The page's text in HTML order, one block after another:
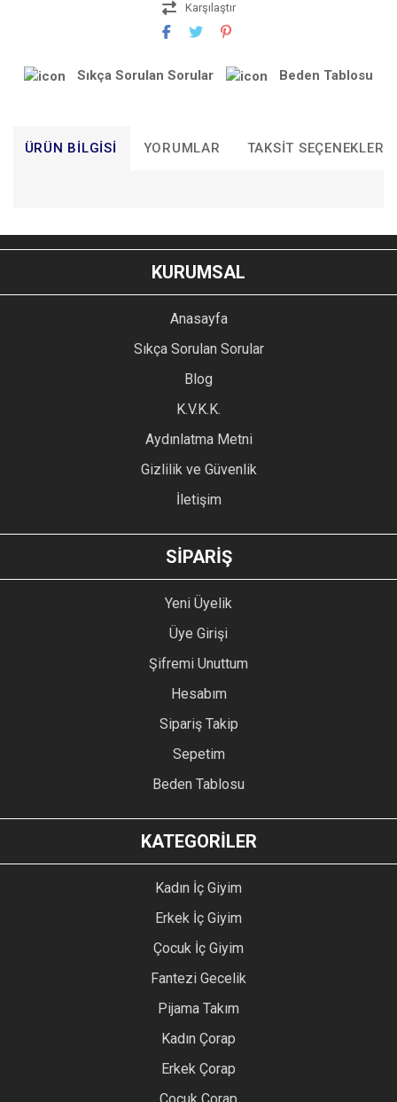
Karşılaştır
Sıkça Sorulan Sorular Beden Tablosu
ÜRÜN BILGISI YORUMLAR TAKSIT SEÇENEKLERI
YORUM YAZ
Bu ürünün fiyat bilgisi, resim, ürün açıklamalarında ve diğer
konularda yetersiz gördüğünüz noktaları öneri formunu
kullanarak tarafımıza iletebilirsiniz.
Ürün resmi kalitesiz, bozuk veya görüntülenemiyor.
Ürün açıklamasında eksik bilgiler bulunuyor.
Ürün bilgilerinde hatalar bulunuyor.
Ürün fiyatı diğer sitelerden daha pahalı.
GÖNDER
KURUMSAL
Anasayfa
Sıkça Sorulan Sorular
Blog
K.V.K.K.
Aydınlatma Metni
Gizlilik ve Güvenlik
İletişim
SİPARİŞ
Yeni Üyelik
Üye Girişi
Şifremi Unuttum
Hesabım
Sipariş Takip
Sepetim
Beden Tablosu
KATEGORİLER
Kadın İç Giyim
Erkek İç Giyim
Çocuk İç Giyim
Fantezi Gecelik
Pijama Takım
Kadın Çorap
Erkek Çorap